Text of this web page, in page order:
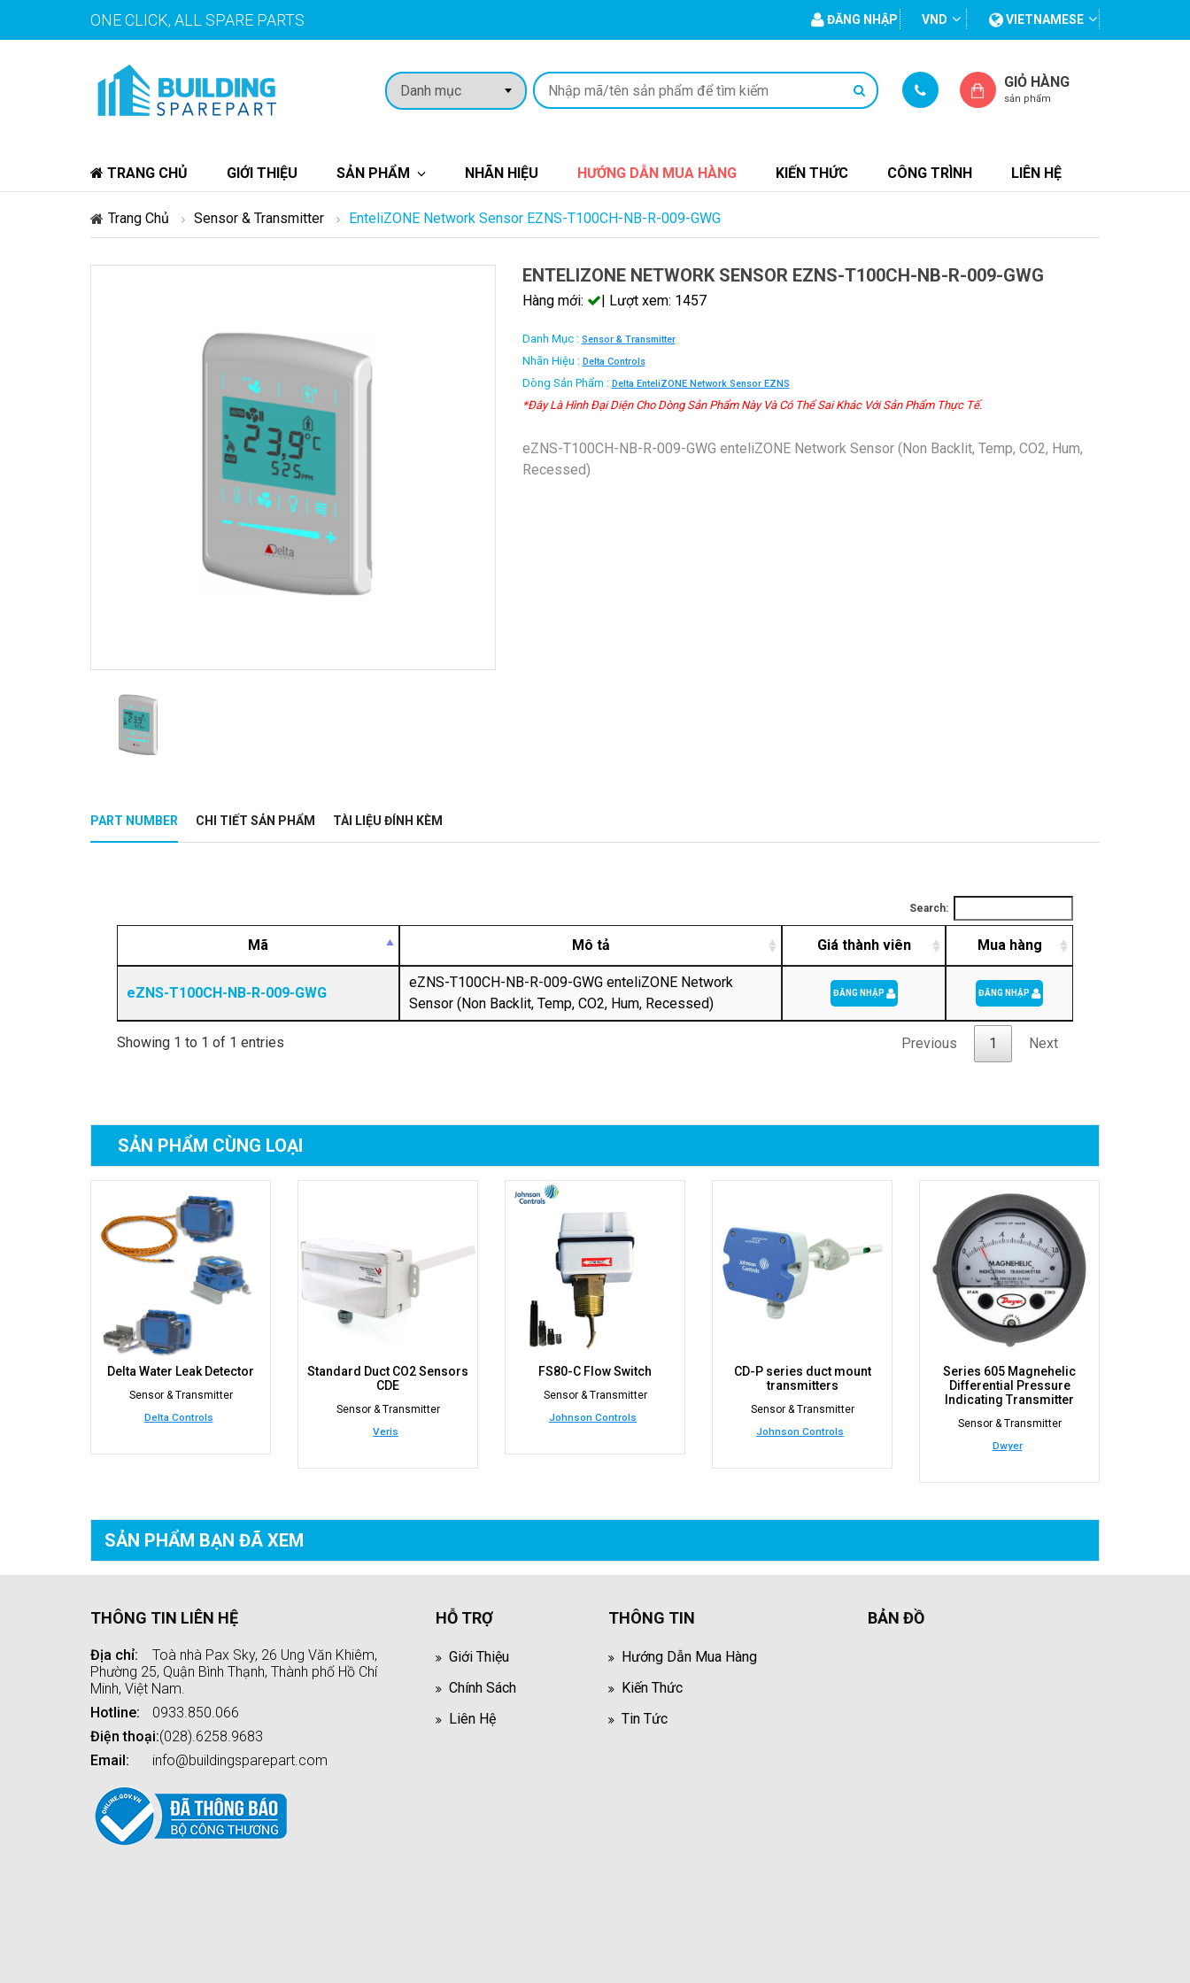
ONE CLICK, ALL SPARE PARTS ĐĂNG NHẬP VND VIETNAMESE
GIỎ HÀNG
sản phẩm
TRANG CHỦ GIỚI THIỆU SẢN PHẨM NHÃN HIỆU HƯỚNG DẪN MUA HÀNG KIẾN THỨC CÔNG TRÌNH LIÊN HỆ
Trang Chủ Sensor & Transmitter EnteliZONE Network Sensor EZNS-T100CH-NB-R-009-GWG
ENTELIZONE NETWORK SENSOR EZNS-T100CH-NB-R-009-GWG
Hàng mới: | Lượt xem: 1457
Danh Mục : Sensor & Transmitter
Nhãn Hiệu : Delta Controls
Dòng Sản Phẩm : Delta EnteliZONE Network Sensor EZNS
*Đây Là Hình Đại Diện Cho Dòng Sản Phẩm Này Và Có Thể Sai Khác Với Sản Phẩm Thực Tế.
eZNS-T100CH-NB-R-009-GWG enteliZONE Network Sensor (Non Backlit, Temp, CO2, Hum,
Recessed)
PART NUMBER CHI TIẾT SẢN PHẨM TÀI LIỆU ĐÍNH KÈM
Search:
Mã Mô tả Giá thành viên Mua hàng
eZNS-T100CH-NB-R-009-GWG
eZNS-T100CH-NB-R-009-GWG enteliZONE Network
Sensor (Non Backlit, Temp, CO2, Hum, Recessed)
ĐĂNG NHẬP ĐĂNG NHẬP
Showing 1 to 1 of 1 entries Previous 1 Next
SẢN PHẨM CÙNG LOẠI
Delta Water Leak Detector
Sensor & Transmitter
Delta Controls
Standard Duct CO2 Sensors
CDE
Sensor & Transmitter
Veris
FS80-C Flow Switch
Sensor & Transmitter
Johnson Controls
CD-P series duct mount
transmitters
Sensor & Transmitter
Johnson Controls
Series 605 Magnehelic
Differential Pressure
Indicating Transmitter
Sensor & Transmitter
Dwyer
SẢN PHẨM BẠN ĐÃ XEM
THÔNG TIN LIÊN HỆ
Địa chỉ:
Toà nhà Pax Sky, 26 Ung Văn Khiêm,
Phường 25, Quận Bình Thạnh, Thành phố Hồ Chí
Minh, Việt Nam.
Hotline:
0933.850.066
Điện thoại:(028).6258.9683
Email:
info@buildingsparepart.com
HỖ TRỢ
Giới Thiệu
Chính Sách
Liên Hệ
THÔNG TIN
Hướng Dẫn Mua Hàng
Kiến Thức
Tin Tức
BẢN ĐỒ